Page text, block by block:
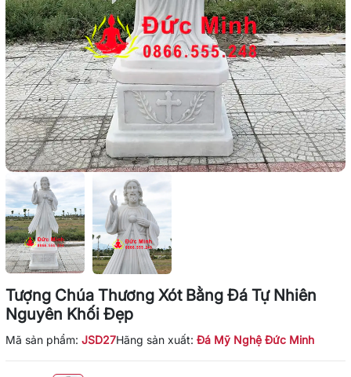
Tượng Chúa Thương Xót Bằng Đá Tự Nhiên
Nguyên Khối Đẹp
Mã sản phẩm: JSD27Hãng sản xuất: Đá Mỹ Nghệ Đức Minh